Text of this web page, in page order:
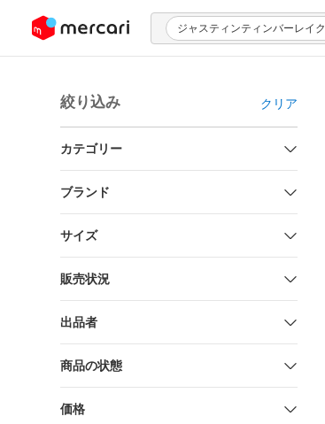
ツにスキップ ジャスティンティンバーレイク
絞り込み クリア
カテゴリー
ブランド
サイズ
販売状況
出品者
商品の状態
価格